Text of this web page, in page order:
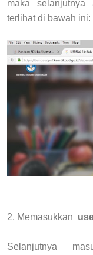
maka
terlihat di bawah ini:
2. Memasukkan
Selanjutnya